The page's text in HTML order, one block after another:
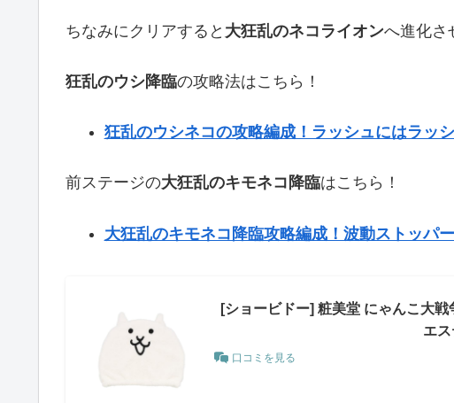
ちなみにクリアすると 大狂乱のネコライオンへ進化さ
狂乱のウシ降臨の攻略法はこちら！
狂乱のウシネコの攻略編成！ラッシュにはラッシ
前ステージの大狂乱のキモネコ降臨はこちら！
大狂乱のキモネコ降臨攻略編成！波動ストッパ
[ショービドー] 粧美堂 にゃんこ大
エ
口コミを見る